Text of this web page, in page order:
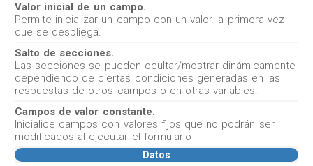
Valor inicial de un campo.
Permite inicializar un campo con un valor la primera vez
que se despliega.
Salto de secciones.
Las secciones se pueden ocultar/mostrar dinámicamente
dependiendo de ciertas condiciones generadas en las
respuestas de otros campos o en otras variables.
Campos de valor constante.
Inicialice campos con valores fijos que no podrán ser
modificados al ejecutar el formulario
Datos